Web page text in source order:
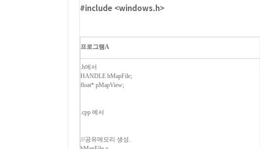
#include <windows.h>
프로그램A
.h에서
HANDLE hMapFile;
float* pMapView;
.cpp 에서
///공유메모리 생성.